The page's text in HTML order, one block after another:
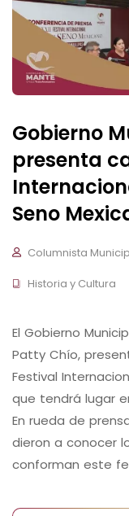
Gobierno
presenta
Seno
Columnista
Historia y Cultura
El Gobierno
Patty Chío,
Festival
que tendrá lugar
En rueda de
dieron a conocer
conforman este